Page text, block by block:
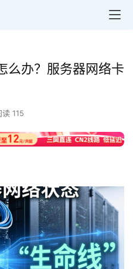
么办？服务器网络卡
读 115